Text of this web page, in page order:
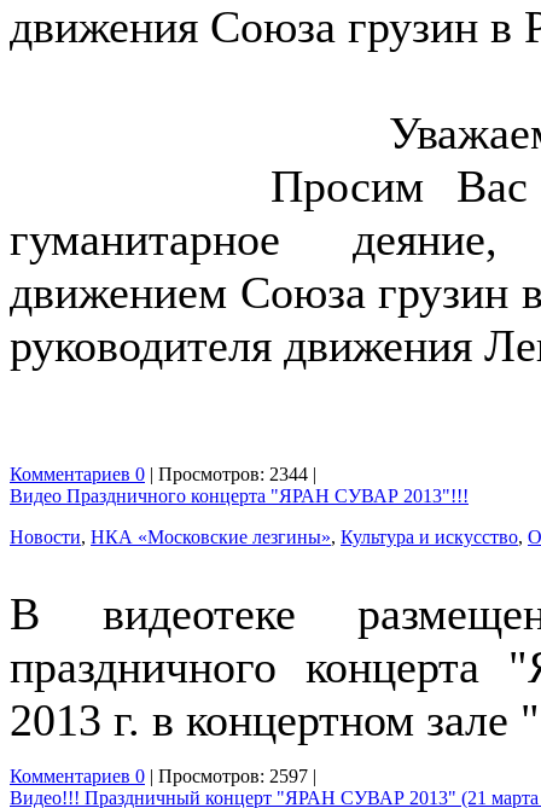
движения Союза грузин в
Просим Вас
гуманитарное
движением Союза грузин
руководителя движения
Комментариев 0 | Просмотров: 2344 |
Видео Праздничного концерта "ЯРАН СУВАР 2013"!!!
Новости, НКА «Московские лезгины», Культура и искусство,
В видеотеке
праздничного
2013 г. в концертном
Комментариев 0 | Просмотров: 2597 |
Видео!!! Праздничный концерт "ЯРАН СУВАР 2013" (21 марта